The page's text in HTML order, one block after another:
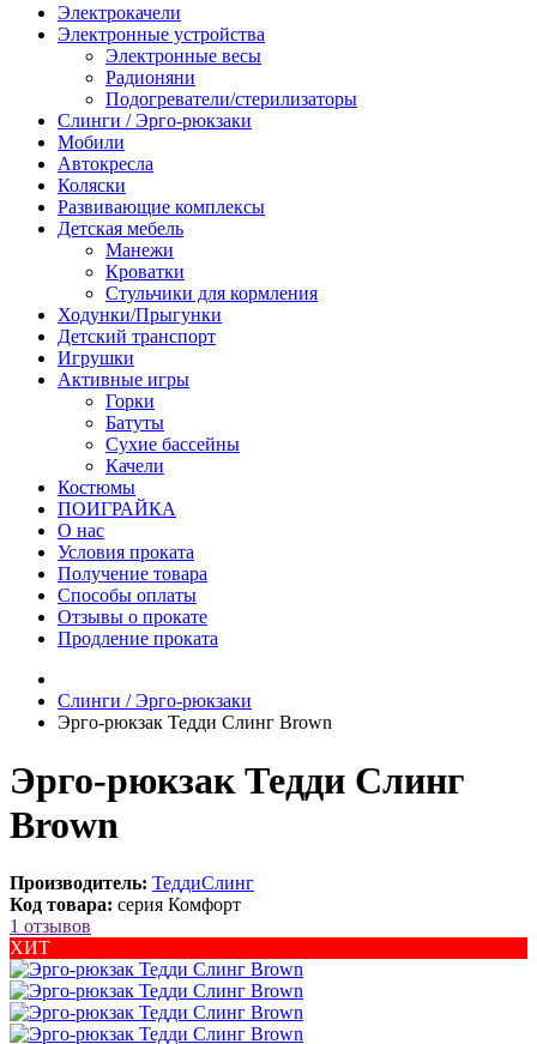
Электрокачели
Электронные устройства
Электронные весы
Радионяни
Подогреватели/стерилизаторы
Слинги / Эрго-рюкзаки
Мобили
Автокресла
Коляски
Развивающие комплексы
Детская мебель
Манежи
Кроватки
Стульчики для кормления
Ходунки/Прыгунки
Детский транспорт
Игрушки
Активные игры
Горки
Батуты
Сухие бассейны
Качели
Костюмы
ПОИГРАЙКА
О нас
Условия проката
Получение товара
Способы оплаты
Отзывы о прокате
Продление проката
Слинги / Эрго-рюкзаки
Эрго-рюкзак Тедди Слинг Brown
Эрго-рюкзак Тедди Слинг
Brown
Производитель: ТеддиСлинг
Код товара: серия Комфорт
1 отзывов
ХИТ